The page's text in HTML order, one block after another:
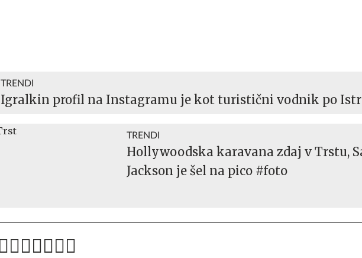
TRENDI
Igralkin profil na Instagramu je kot turistični vodnik po
TRENDI
Hollywoodska karavana zdaj v Trstu,
Jackson je šel na pico #foto